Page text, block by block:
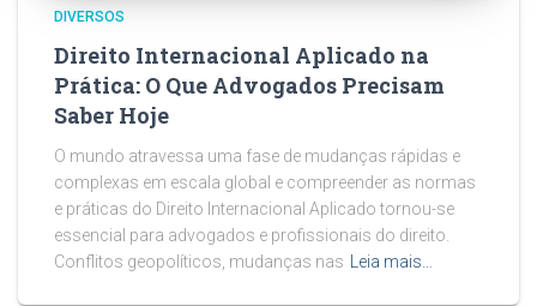
DIVERSOS
Direito Internacional Aplicado na
Prática: O Que Advogados Precisam
Saber Hoje
O mundo atravessa uma fase de mudanças rápidas e
complexas em escala global e compreender as normas
e práticas do Direito Internacional Aplicado tornou-se
essencial para advogados e profissionais do direito.
Conflitos geopolíticos, mudanças nas
Leia mais…